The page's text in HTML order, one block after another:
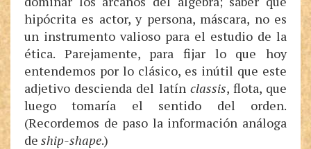
hipócrita es actor, y persona, máscara, no es
un instrumento valioso para el estudio de la
ética. Parejamente, para fijar lo que hoy
entendemos por lo clásico, es inútil que este
adjetivo descienda del latín classis, flota, que
luego tomaría el sentido del orden.
(Recordemos de paso la información análoga
de ship-shape.)